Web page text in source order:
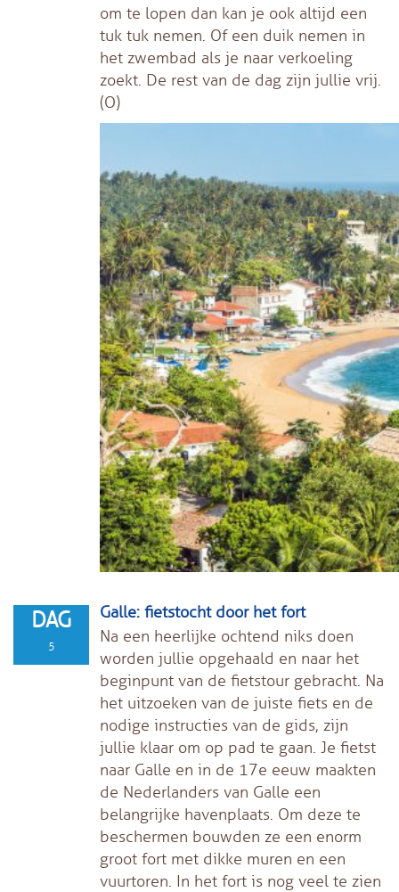
om te lopen dan kan je ook altijd een
tuk tuk nemen. Of een duik nemen in
het zwembad als je naar verkoeling
zoekt. De rest van de dag zijn jullie vrij.
(O)
DAG
5
Galle: fietstocht door het fort
Na een heerlijke ochtend niks doen
worden jullie opgehaald en naar het
beginpunt van de fietstour gebracht. Na
het uitzoeken van de juiste fiets en de
nodige instructies van de gids, zijn
jullie klaar om op pad te gaan. Je fietst
naar Galle en in de 17e eeuw maakten
de Nederlanders van Galle een
belangrijke havenplaats. Om deze te
beschermen bouwden ze een enorm
groot fort met dikke muren en een
vuurtoren. In het fort is nog veel te zien